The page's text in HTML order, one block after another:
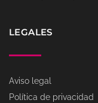
LEGALES
Aviso legal
Política de privacidad